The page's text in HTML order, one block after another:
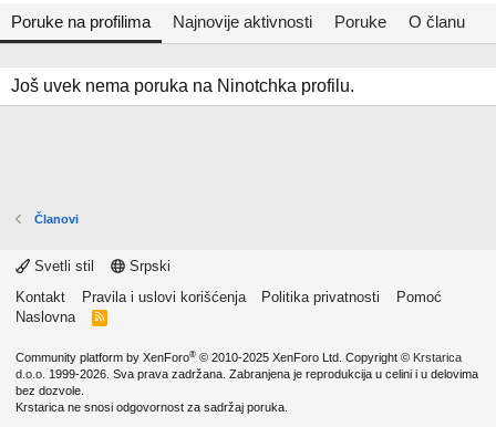
Poruke na profilima Najnovije aktivnosti Poruke O članu
Još uvek nema poruka na Ninotchka profilu.
Članovi
Svetli stil
Srpski
Kontakt
Pravila i uslovi korišćenja Politika privatnosti
Pomoć
Naslovna
R
Community platform by XenForo® © 2010-2025 XenForo Ltd. Copyright © Krstarica
d.o.o. 1999-2026. Sva prava zadržana. Zabranjena je reprodukcija u celini i u delovima
bez dozvole.
Krstarica ne snosi odgovornost za sadržaj poruka.